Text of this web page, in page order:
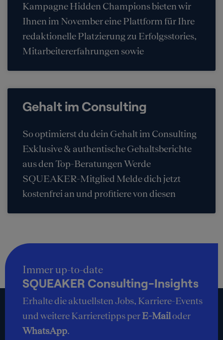
Kampagne Hidden Champions bieten wir
Ihnen im November eine Plattform für Ihre
redaktionelle Platzierung zu Erfolgsstories,
Mitarbeitererfahrungen sowie
Gehalt im Consulting
So optimierst du dein Gehalt im Consulting
Exklusive & authentische Gehaltsberichte
aus den Top-Beratungen Werde
SQUEAKER-Mitglied Melde dich jetzt
kostenfrei an und profitiere von diesen
Immer up-to-date
SQUEAKER Consulting-Insights
Erhalte die aktuellsten Jobs, Karriere-Events
und weitere Karrieretipps perE-Mailoder
WhatsApp.